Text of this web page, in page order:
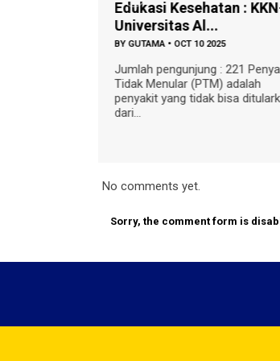
Edukasi Kesehatan :
Universitas Al...
BYGUTAMA • OCT 10 2025
Jumlah pengunjung : 221
Tidak Menular (PTM) adalah
penyakit yang tidak bisa
dari...
No comments yet.
Sorry, the comment form is